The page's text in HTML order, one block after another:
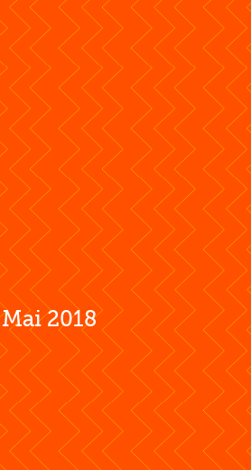
Mai 2018